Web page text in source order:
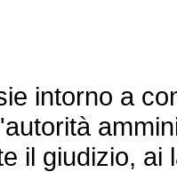
intorno a
il giudizio,